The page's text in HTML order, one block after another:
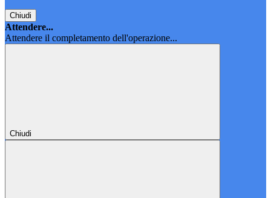
Chiudi
Attendere...
Attendere il completamento dell'operazione...
Chiudi